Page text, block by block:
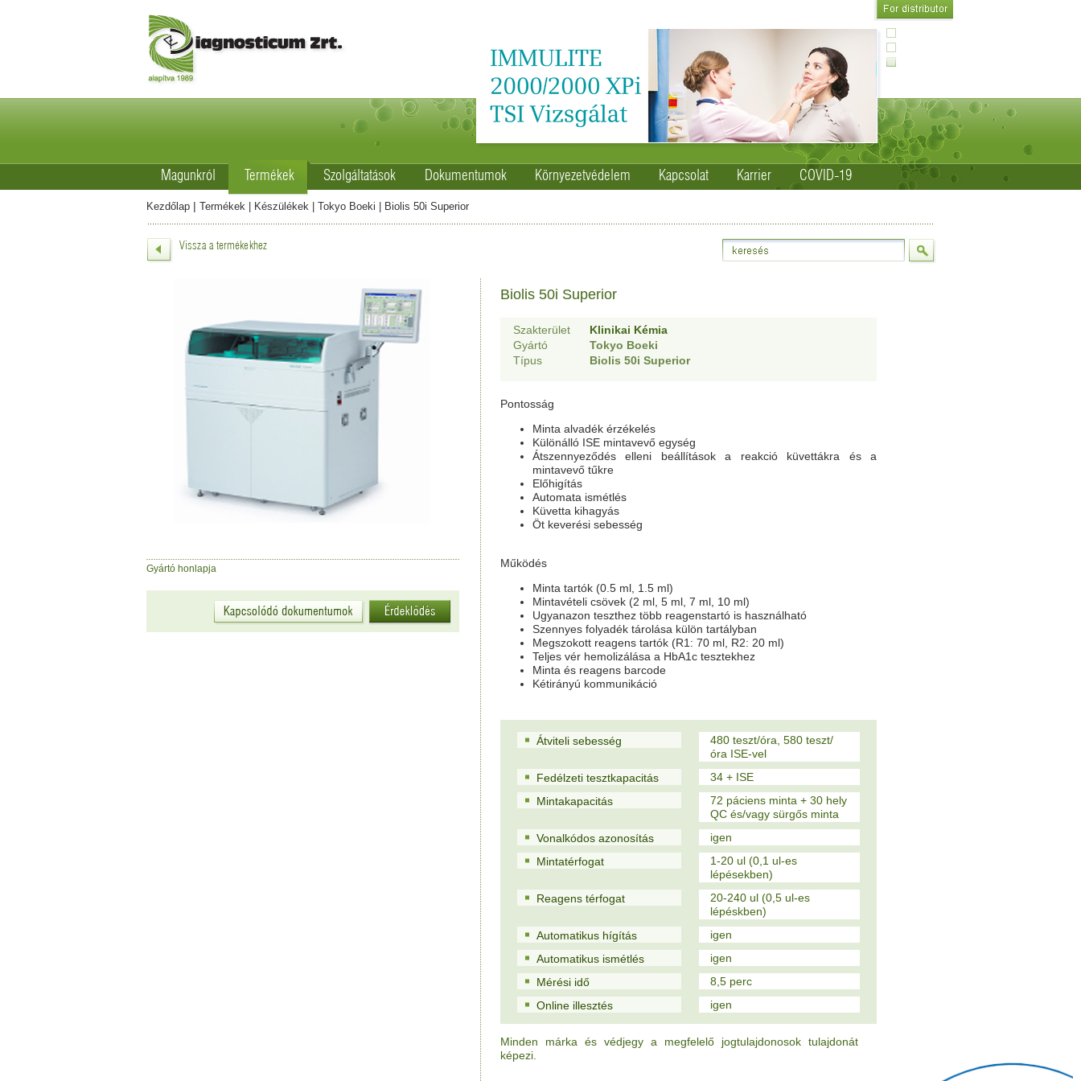
Magunkról Termékek Szolgáltatások Dokumentumok Környezetvédelem Kapcsolat Karrier COVID-19
Kezdőlap | Termékek Készülékek Tokyo Boeki Biolis 50i Superior
Vissza a termékekhez
Gyártó honlapja
Biolis 50i Superior
Szakterület
Gyártó
Típus
Klinikai Kémia
Tokyo Boeki
Biolis 50i Superior
Pontosság
Minta alvadék érzékelés
Különálló ISE mintavevő egység
Átszennyeződés elleni beállítások a reakció küvettákra és a
mintavevő tűkre
Előhigítás
Automata ismétlés
Küvetta kihagyás
Öt keverési sebesség
Működés
Minta tartók (0.5 ml, 1.5 ml)
Mintavételi csövek (2 ml, 5 ml, 7 ml, 10 ml)
Ugyanazon teszthez több reagenstartó is használható
Szennyes folyadék tárolása külön tartályban
Megszokott reagens tartók (R1: 70 ml, R2: 20 ml)
Teljes vér hemolizálása a HbA1c tesztekhez
Minta és reagens barcode
Kétirányú kommunikáció
Átviteli sebesség
480 teszt/óra, 580 teszt/
óra ISE-vel
Fedélzeti tesztkapacitás
34 + ISE
Mintakapacitás
72 páciens minta + 30 hely
QC és/vagy sürgős minta
Vonalkódos azonosítás
igen
Mintatérfogat
1-20 ul (0,1 ul-es
lépésekben)
Reagens térfogat
20-240 ul (0,5 ul-es
lépéskben)
Automatikus hígítás
igen
Automatikus ismétlés
igen
Mérési idő
8,5 perc
Online illesztés
igen
Minden márka és védjegy a megfelelő jogtulajdonosok tulajdonát
képezi.